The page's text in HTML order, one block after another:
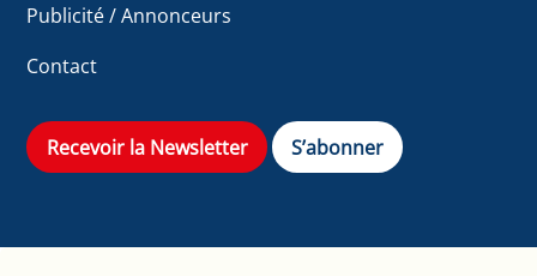
Publicité / Annonceurs
Contact
Recevoir la Newsletter S’abonner